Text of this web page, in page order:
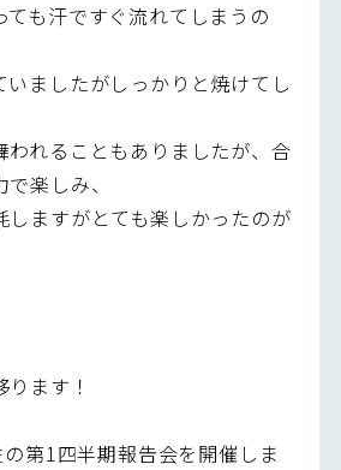
ても汗ですぐ流れてしまうの
いましたがしっかりと焼けてし
われることもありましたが、合
楽しみ、
しますがとても楽しかったのが
ます！
第1四半期報告会を開催しま